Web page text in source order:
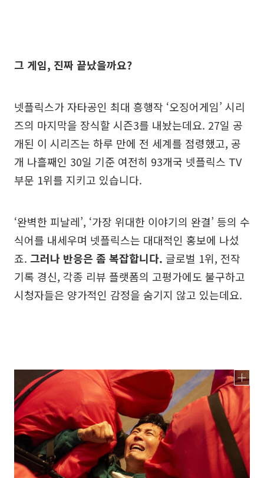
그 게임, 진짜 끝났을까요?
넷플릭스가 자타공인 최대 흥행작 ‘오징어게임’ 시리
즈의 마지막을 장식할 시즌3를 내놨는데요. 27일 공
개된 이 시리즈는 하루 만에 전 세계를 점령했고, 공
개 나흘째인 30일 기준 여전히 93개국 넷플릭스 TV
부문 1위를 지키고 있습니다.
‘완벽한 피날레’, ‘가장 위대한 이야기의 완결’ 등의 수
식어를 내세우며 넷플릭스는 대대적인 홍보에 나섰
죠. 그러나 반응은 좀 복잡합니다. 글로벌 1위, 전작
기록 경신, 각종 리뷰 플랫폼의 고평가에도 불구하고
시청자들은 양가적인 감정을 숨기지 않고 있는데요.